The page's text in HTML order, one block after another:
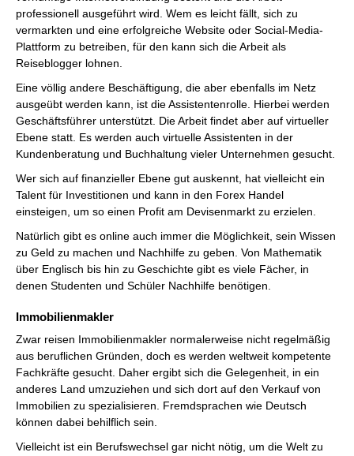
professionell ausgeführt wird. Wem es leicht fällt, sich zu
vermarkten und eine erfolgreiche Website oder Social-Media-
Plattform zu betreiben, für den kann sich die Arbeit als
Reiseblogger lohnen.
Eine völlig andere Beschäftigung, die aber ebenfalls im Netz
ausgeübt werden kann, ist die Assistentenrolle. Hierbei werden
Geschäftsführer unterstützt. Die Arbeit findet aber auf virtueller
Ebene statt. Es werden auch virtuelle Assistenten in der
Kundenberatung und Buchhaltung vieler Unternehmen gesucht.
Wer sich auf finanzieller Ebene gut auskennt, hat vielleicht ein
Talent für Investitionen und kann in den Forex Handel
einsteigen, um so einen Profit am Devisenmarkt zu erzielen.
Natürlich gibt es online auch immer die Möglichkeit, sein Wissen
zu Geld zu machen und Nachhilfe zu geben. Von Mathematik
über Englisch bis hin zu Geschichte gibt es viele Fächer, in
denen Studenten und Schüler Nachhilfe benötigen.
Immobilienmakler
Zwar reisen Immobilienmakler normalerweise nicht regelmäßig
aus beruflichen Gründen, doch es werden weltweit kompetente
Fachkräfte gesucht. Daher ergibt sich die Gelegenheit, in ein
anderes Land umzuziehen und sich dort auf den Verkauf von
Immobilien zu spezialisieren. Fremdsprachen wie Deutsch
können dabei behilflich sein.
Vielleicht ist ein Berufswechsel gar nicht nötig, um die Welt zu